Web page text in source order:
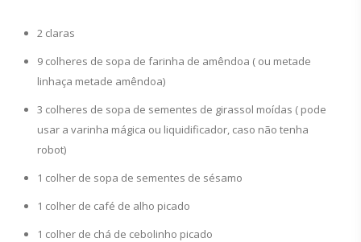
2 claras
9 colheres de sopa de farinha de amêndoa ( ou metade
linhaça metade amêndoa)
3 colheres de sopa de sementes de girassol moídas ( pode
usar a varinha mágica ou liquidificador, caso não tenha
robot)
1 colher de sopa de sementes de sésamo
1 colher de café de alho picado
1 colher de chá de cebolinho picado